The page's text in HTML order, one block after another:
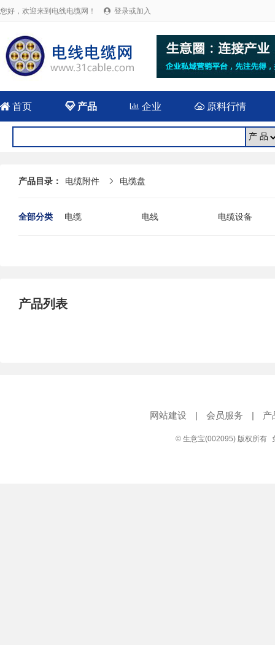
您好，欢迎来到电线电缆网！  登录或加入
 首页 产品  企业 原料行情
产品目录： 电缆附件  电缆盘
全部分类 电缆 电线
电缆设备
产品列表
网站建设 | 会员服务 | 产
© 生意宝(002095) 版权所有